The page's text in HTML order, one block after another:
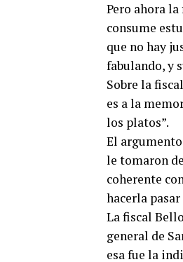
Pero ahora
consume
que no hay
fabulando, y
Sobre la
es a la
los platos”.
El
le tomaron
coherente
hacerla
La fiscal
general de
esa fue la